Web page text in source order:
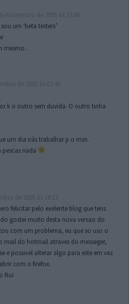
um ‘beta testers’
mesmo..
k o outro sem duvida. O outro tinha
um dia irás trabalhar p o msn.
nada
felicitar pelo exelente blog que tens
gostei muito desta nova versao do
com um problema, eu que so uso o
mail do hotmail atraves do messeger,
e possivel alterar algo para este em vez
com o firefox.
Rui